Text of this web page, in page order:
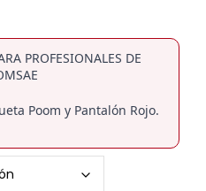
PROFESIONALES DE
Poom y Pantalón Rojo.